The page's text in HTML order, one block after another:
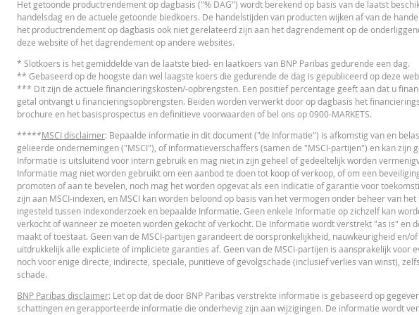
Waarde belegging (EUR)
Turbo (EUR)
Disclaimer
De koersen die getoond worden in de calculator zijn indicatief en geven geen actuele of
doorlopend kan veranderen. De rendementen van producten met een onderliggende waarde die
laatprijzen (de spread), eventuele dividenden of dividendbelasting. De invloed van het periodiek
ontwikkelingen van waarden in de werkelijkheid.
In deze calculator wordt voor Turbo’s het stop loss-niveau dagelijks aangepast. In werkelijkheid
indien toepasselijk, bij het doorrollen van futures aangepast. De invloed van het periodiek
ontwikkelingen van waarden in de werkelijkheid.
BNP Paribas treedt niet op als uw juridisch of fiscaal adviseur, accountant of beleggingsadviseur
door BNP Paribas uitgegeven producten of andere aanverwante transacties. U mag niet op BNP
betrouwbaar geachte informatie, wordt de juistheid of volledigheid hiervan niet gegarandeerd.
directe, indirecte, bijzondere, incidentele, immateriële of gevolgschade (met inbegrip van
koersgegevens zijn afkomstig van BNP Paribas en gelden strikt per de vermelde datum. De
aanbod tot het kopen of verkopen van effecten of andere financiële instrumenten. De informatie is
reproduceren, te verspreiden of te kopiëren voor enig doel zonder voorafgaande uitdrukkelijke
of markets@bnpparibas.com
DEFINITIEVE VOORWAARDEN SAMENVATTING
Nederlands (Nederland) PDF
ESSENTIËLE BELEGGERSINFORMATIEDOCUMENTATIE
Essentiële
Beleggersinformatiedocument (NL)
PDF
RECENTE KOERSINFORMATIE
Latest Product Quotes CSV
Het getoonde productrendement op dagbasis ("% DAG") wordt berekend op basis van de laatst
handelsdag en de actuele getoonde biedkoers. De handelstijden van producten wijken af van de
het productrendement op dagbasis ook niet gerelateerd zijn aan het dagrendement op de
deze website of het dagrendement op andere websites.
* Slotkoers is het gemiddelde van de laatste bied- en laatkoers van BNP Paribas gedurende een dag.
** Gebaseerd op de hoogste dan wel laagste koers die gedurende de dag is gepubliceerd op deze
*** Dit zijn de actuele financieringskosten/-opbrengsten. Een positief percentage geeft aan dat u
getal ontvangt u financieringsopbrengsten. Beiden worden verwerkt door op dagbasis het
brochure en het basisprospectus en definitieve voorwaarden of bel ons op 0900-MARKETS.
*****MSCI disclaimer: Bepaalde informatie in dit document ("de Informatie") is afkomstig van en
gelieerde ondernemingen ("MSCI"), of informatieverschaffers (samen de "MSCI-partijen") en kan zijn
Informatie is uitsluitend voor intern gebruik en mag niet in zijn geheel of gedeeltelijk worden
Informatie mag niet worden gebruikt om een aanbod te doen tot koop of verkoop, of om een
promoten of aan te bevelen, noch mag het worden opgevat als een indicatie of garantie voor
zijn aan MSCI-indexen, en MSCI kan worden beloond op basis van het vermogen onder beheer van
ingesteld tussen indexonderzoek en bepaalde Informatie. Geen enkele Informatie op zichzelf kan
verkocht of wanneer ze moeten worden gekocht of verkocht. De Informatie wordt verstrekt "as is" en
maakt of toestaat. Geen van de MSCI-partijen garandeert de oorspronkelijkheid, nauwkeurigheid en/
uitdrukkelijk alle expliciete of impliciete garanties af. Geen van de MSCI-partijen is aansprakelijk
noch voor enige directe, indirecte, speciale, punitieve of gevolgschade (inclusief verlies van winst),
schade.
BNP Paribas disclaimer: Let op dat de door BNP Paribas verstrekte informatie is gebaseerd op
schattingen en gerapporteerde informatie die onderhevig zijn aan wijzigingen. De informatie wordt